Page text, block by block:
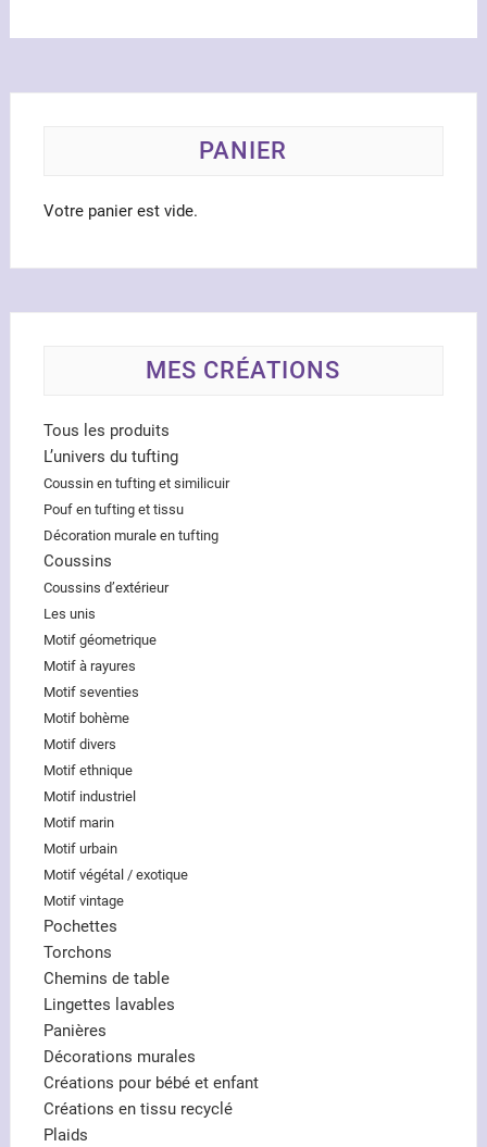
peuvent
choisies
la
PANIER
Votre panier est vide.
MES CRÉATIONS
Tous les produits
L’univers du tufting
Coussin en tufting et similicuir
Pouf en tufting et tissu
Décoration murale en tufting
Coussins
Coussins d’extérieur
Les unis
Motif géometrique
Motif à rayures
Motif seventies
Motif bohème
Motif divers
Motif ethnique
Motif industriel
Motif marin
Motif urbain
Motif végétal / exotique
Motif vintage
Pochettes
Torchons
Chemins de table
Lingettes lavables
Panières
Décorations murales
Créations pour bébé et enfant
Créations en tissu recyclé
Plaids